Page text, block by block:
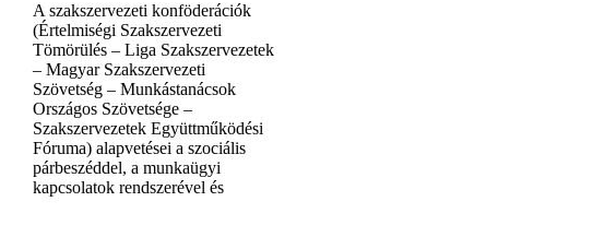
A szakszervezeti konföderációk
(Értelmiségi Szakszervezeti
Tömörülés – Liga Szakszervezetek
– Magyar Szakszervezeti
Szövetség – Munkástanácsok
Országos Szövetsége –
Szakszervezetek Együttműködési
Fóruma) alapvetései a szociális
párbeszéddel, a munkaügyi
kapcsolatok rendszerével és